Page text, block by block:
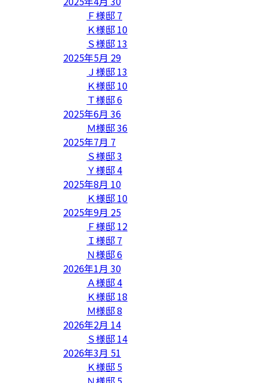
Ｆ様邸 7
Ｋ様邸 10
Ｓ様邸 13
2025年5月 29
Ｊ様邸 13
Ｋ様邸 10
Ｔ様邸6
2025年6月 36
Ｍ様邸36
2025年7月 7
Ｓ様邸3
Ｙ様邸4
2025年8月 10
Ｋ様邸 10
2025年9月 25
Ｆ様邸 12
Ｉ様邸 7
Ｎ様邸6
2026年1月 30
Ａ様邸4
Ｋ様邸 18
Ｍ様邸8
2026年2月 14
Ｓ様邸 14
2026年3月 51
Ｋ様邸 5